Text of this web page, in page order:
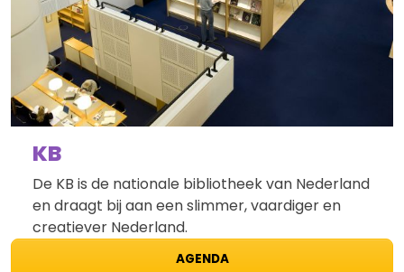
KB
De KB is de nationale bibliotheek van Nederland
en draagt bij aan een slimmer, vaardiger en
creatiever Nederland.
AGENDA